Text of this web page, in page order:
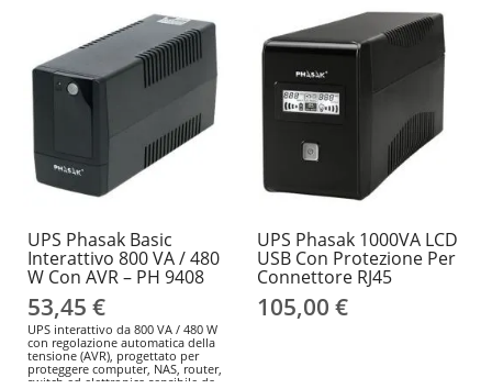
e cali di tensione. Soluzione
compatta e affidabile per casa, smart
working e piccolo ufficio.
UPS Phasak Basic
Interattivo 800 VA / 480
W Con AVR – PH 9408
53,45 €
UPS interattivo da 800 VA / 480 W
con regolazione automatica della
tensione (AVR), progettato per
proteggere computer, NAS, router,
switch ed elettronica sensibile da
UPS Phasak 1000VA LCD
USB Con Protezione Per
Connettore RJ45
105,00 €